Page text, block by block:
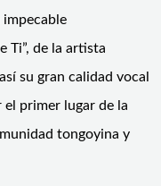
Ti”, de la artista
su gran calidad vocal
primer lugar de la
tongoyina y